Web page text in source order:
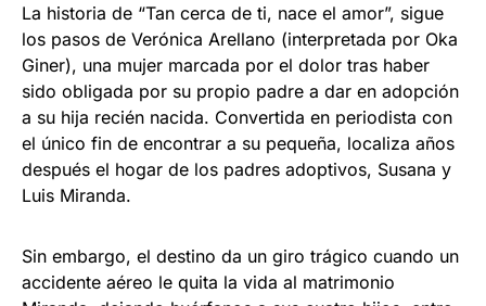
La historia de “Tan cerca de ti, nace el amor”, sigue
los pasos de Verónica Arellano (interpretada por Oka
Giner), una mujer marcada por el dolor tras haber
sido obligada por su propio padre a dar en adopción
a su hija recién nacida. Convertida en periodista con
el único fin de encontrar a su pequeña, localiza años
después el hogar de los padres adoptivos, Susana y
Luis Miranda.
Sin embargo, el destino da un giro trágico cuando un
accidente aéreo le quita la vida al matrimonio